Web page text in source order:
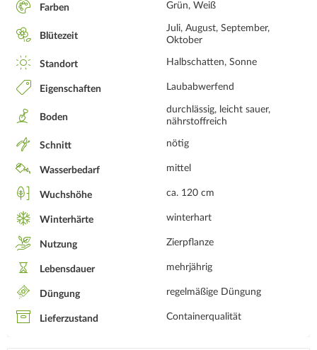
Farben Grün, Weiß
Blütezeit
Juli, August, September,
Oktober
Standort Halbschatten, Sonne
Eigenschaften Laubabwerfend
Boden
durchlässig, leicht sauer,
nährstoffreich
Schnitt nötig
Wasserbedarf mittel
Wuchshöhe ca. 120 cm
Winterhärte winterhart
Nutzung Zierpflanze
Lebensdauer mehrjährig
Düngung regelmäßige Düngung
Lieferzustand Containerqualität